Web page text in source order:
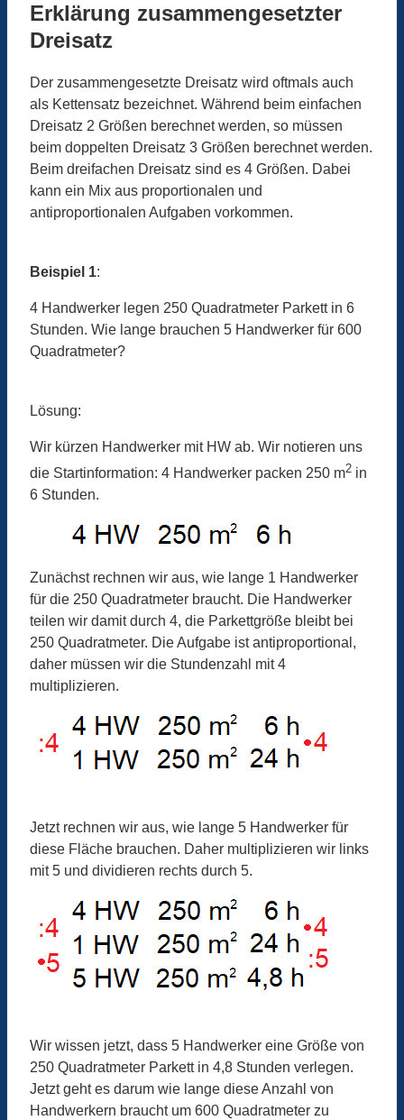
Erklärung zusammengesetzter
Dreisatz
Der zusammengesetzte Dreisatz wird oftmals auch
als Kettensatz bezeichnet. Während beim einfachen
Dreisatz 2 Größen berechnet werden, so müssen
beim doppelten Dreisatz 3 Größen berechnet werden.
Beim dreifachen Dreisatz sind es 4 Größen. Dabei
kann ein Mix aus proportionalen und
antiproportionalen Aufgaben vorkommen.
Beispiel 1:
4 Handwerker legen 250 Quadratmeter Parkett in 6
Stunden. Wie lange brauchen 5 Handwerker für 600
Quadratmeter?
Lösung:
Wir kürzen Handwerker mit HW ab. Wir notieren uns
die Startinformation: 4 Handwerker packen 250 m2 in
6 Stunden.
Zunächst rechnen wir aus, wie lange 1 Handwerker
für die 250 Quadratmeter braucht. Die Handwerker
teilen wir damit durch 4, die Parkettgröße bleibt bei
250 Quadratmeter. Die Aufgabe ist antiproportional,
daher müssen wir die Stundenzahl mit 4
multiplizieren.
Jetzt rechnen wir aus, wie lange 5 Handwerker für
diese Fläche brauchen. Daher multiplizieren wir links
mit 5 und dividieren rechts durch 5.
Wir wissen jetzt, dass 5 Handwerker eine Größe von
250 Quadratmeter Parkett in 4,8 Stunden verlegen.
Jetzt geht es darum wie lange diese Anzahl von
Handwerkern braucht um 600 Quadratmeter zu